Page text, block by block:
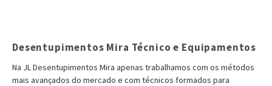
Desentupimentos Mira Técnico e Equipamentos
Na JL Desentupimentos Mira apenas trabalhamos com os métodos
mais avançados do mercado e com técnicos formados para